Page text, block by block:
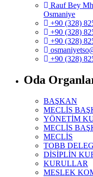
Rauf Bey
Osmaniye
+90 (328)
+90 (328)
+90 (328)
+90 (328)
Oda
BAŞKAN
MECLİS
YÖNETİM
MECLİS
MECLİS
TOBB
DİSİPLİN
KURULLAR
MESLEK